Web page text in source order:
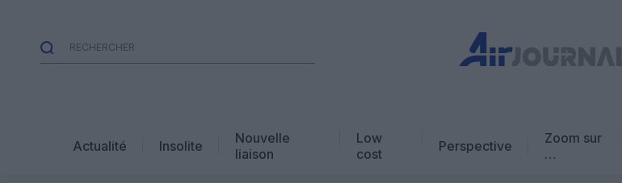
Actualité Insolite
Nouvelle
liaison
Low
cost
Perspective
Zoom sur
…